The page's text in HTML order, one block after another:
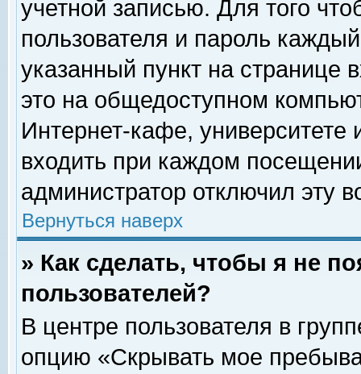
учетной записью. Для того
пользователя и пароль
указанный пункт на
это на общедоступном
Интернет-кафе, университете
входить при каждом
администратор отключил эту
Вернуться наверх
» Как сделать, чтобы я не
пользователей?
В центре пользователя в
опцию «Скрывать мое